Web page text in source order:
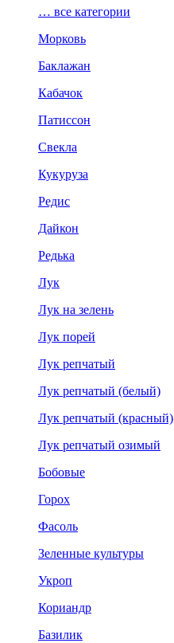
… все категории
Морковь
Баклажан
Кабачок
Патиссон
Свекла
Кукуруза
Редис
Дайкон
Редька
Лук
Лук на зелень
Лук порей
Лук репчатый
Лук репчатый (белый)
Лук репчатый (красный)
Лук репчатый озимый
Бобовые
Горох
Фасоль
Зеленные культуры
Укроп
Кориандр
Базилик